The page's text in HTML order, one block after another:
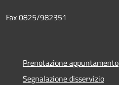
Fax 0825/982351
Prenotazione appuntamento
Segnalazione disservizio